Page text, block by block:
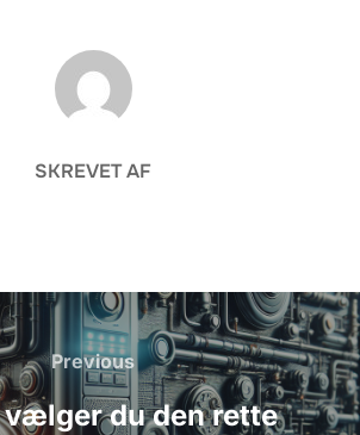
FORFATTER
SKREVET AF
Previous
Previous
vælger du den rette